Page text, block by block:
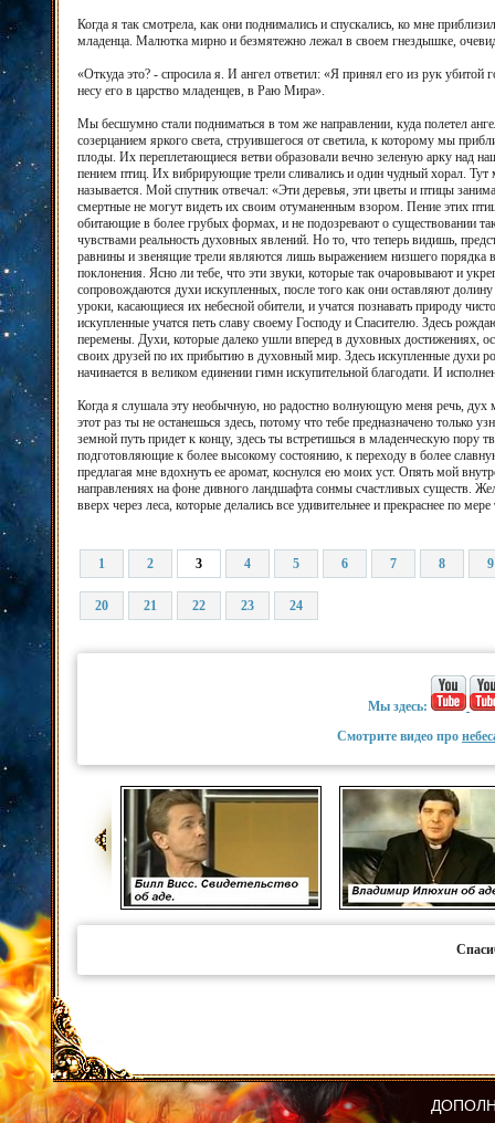
Когда я так смотрела, как они поднимались и спускались, ко мне
младенца. Малютка мирно и безмятежно лежал в своем гнездышке,
«Откуда это? - спросила я. И ангел ответил: «Я принял его из рук убитой
несу его в царство младенцев, в Раю Мира».
Мы бесшумно стали подниматься в том же направлении, куда полетел
созерцанием яркого света, струившегося от светила, к которому мы
плоды. Их переплетающиеся ветви образовали вечно зеленую арку
пением птиц. Их вибрирующие трели сливались и один чудный хорал. Тут
называется. Мой спутник отвечал: «Эти деревья, эти цветы и птицы
смертные не могут видеть их своим отуманенным взором. Пение этих
обитающие в более грубых формах, и не подозревают о существовании
чувствами реальность духовных явлений. Но то, что теперь видишь,
равнины и звенящие трели являются лишь выражением низшего
поклонения. Ясно ли тебе, что эти звуки, которые так очаровывают и
сопровождаются духи искупленных, после того как они оставляют
уроки, касающиеся их небесной обители, и учатся познавать природу
искупленные учатся петь славу своему Господу и Спасителю. Здесь
перемены. Духи, которые далеко ушли вперед в духовных достижениях,
своих друзей по их прибытию в духовный мир. Здесь искупленные духи
начинается в великом единении гимн искупительной благодати. И
Когда я слушала эту необычную, но радостно волнующую меня речь, дух
этот раз ты не останешься здесь, потому что тебе предназначено
земной путь придет к концу, здесь ты встретишься в младенческую
подготовляющие к более высокому состоянию, к переходу в более
предлагая мне вдохнуть ее аромат, коснулся ею моих уст. Опять мой
направлениях на фоне дивного ландшафта сонмы счастливых существ.
вверх через леса, которые делались все удивительнее и прекраснее по
1 2 3 4 5 6 7 8 9
20 21 22 23 24
Мы здесь:
Смотрите видео про